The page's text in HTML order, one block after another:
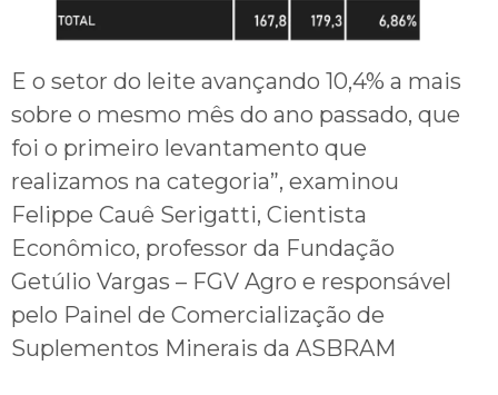
E o setor do leite avançando 10,4% a mais
sobre o mesmo mês do ano passado, que
foi o primeiro levantamento que
realizamos na categoria”, examinou
Felippe Cauê Serigatti, Cientista
Econômico, professor da Fundação
Getúlio Vargas – FGV Agro e responsável
pelo Painel de Comercialização de
Suplementos Minerais da ASBRAM